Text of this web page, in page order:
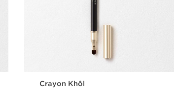
Crayon Khôl